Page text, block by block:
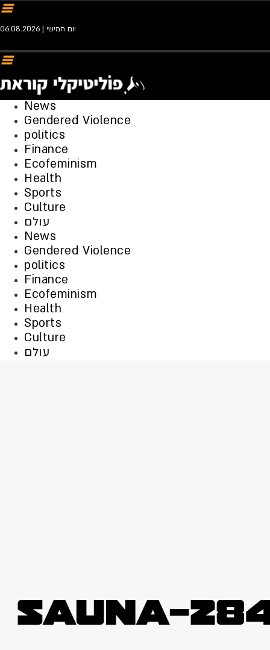
יום חמישי | 06.08.2026
News
Gendered Violence
politics
Finance
Ecofeminism
Health
Sports
Culture
עולם
News
Gendered Violence
politics
Finance
Ecofeminism
Health
Sports
Culture
עולם
sauna-